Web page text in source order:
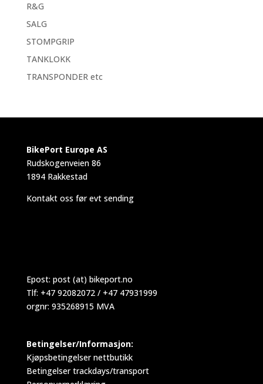
R&G
SALG
STOMPGRIP
TANKLOKK
TRANSPONDER etc
BikePort Europe AS
Rudskogenveien 86
1894 Rakkestad
Kontakt oss før evt sending
Epost: post (at) bikeport.no
Tlf: +47 92082072 / +47 47931999
orgnr: 935268915 MVA
Betingelser/Informasjon:
Kjøpsbetingelser nettbutikk
Betingelser trackdays/transport